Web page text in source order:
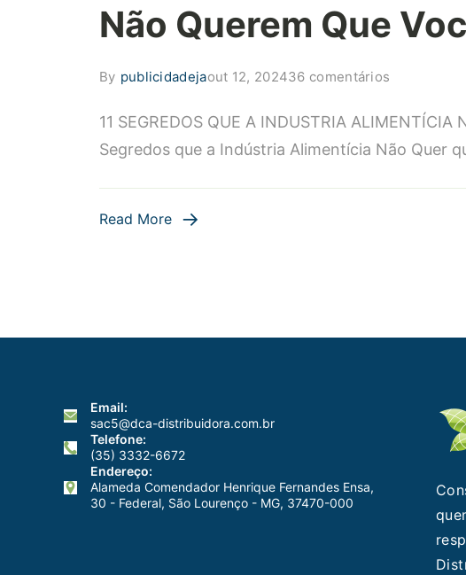
Não Querem Que
By publicidadejaout 12, 202436 comentários
Segredos
Revelados
Indústria
11 SEGREDOS QUE A INDUSTRIA ALIMENTÍCIA
Segredos que a Indústria Alimentícia Não Quer
Read More
Email:
sac5@dca-distribuidora.com.br
Telefone:
(35) 3332-6672
Endereço:
Alameda Comendador Henrique Fernandes Ensa,
30 - Federal, São Lourenço - MG, 37470-000